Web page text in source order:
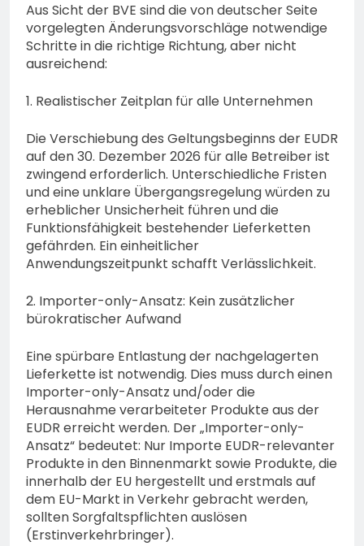
Aus Sicht der BVE sind die von deutscher Seite
vorgelegten Änderungsvorschläge notwendige
Schritte in die richtige Richtung, aber nicht
ausreichend:
1. Realistischer Zeitplan für alle Unternehmen
Die Verschiebung des Geltungsbeginns der EUDR
auf den 30. Dezember 2026 für alle Betreiber ist
zwingend erforderlich. Unterschiedliche Fristen
und eine unklare Übergangsregelung würden zu
erheblicher Unsicherheit führen und die
Funktionsfähigkeit bestehender Lieferketten
gefährden. Ein einheitlicher
Anwendungszeitpunkt schafft Verlässlichkeit.
2. Importer-only-Ansatz: Kein zusätzlicher
bürokratischer Aufwand
Eine spürbare Entlastung der nachgelagerten
Lieferkette ist notwendig. Dies muss durch einen
Importer-only-Ansatz und/oder die
Herausnahme verarbeiteter Produkte aus der
EUDR erreicht werden. Der „Importer-only-
Ansatz“ bedeutet: Nur Importe EUDR-relevanter
Produkte in den Binnenmarkt sowie Produkte, die
innerhalb der EU hergestellt und erstmals auf
dem EU-Markt in Verkehr gebracht werden,
sollten Sorgfaltspflichten auslösen
(Erstinverkehrbringer).